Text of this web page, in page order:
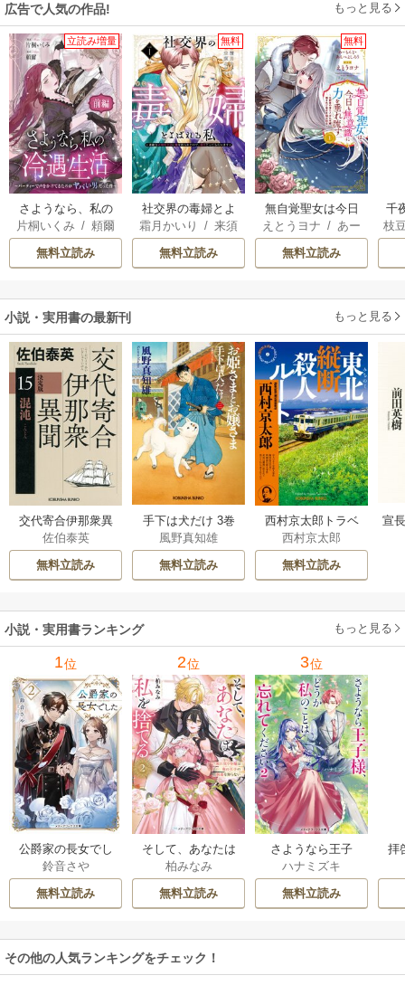
広告で人気の作品! もっと見る
立読み増量
さようなら、私の
冷遇生活 ～パーテ
ィーで声をかけて
きたのがヤバい男
片桐いくみ /頼爾
無料立読み
無料
社交界の毒婦とよ
ばれる私～素敵な
辺境伯令息に腕を
折られたので、責
す～
霜月かいり /来須
みかん
無料立読み
無料
無自覚聖女は今日
も無意識に力を垂
れ流す ～公爵家
の落ちこぼれ令
を掴み取る～
えとうヨナ /あー
もんど/ あんべよ
しろう
無料立読み
千
国
枝
小説・実用書の最新刊 もっと見る
交代寄合伊那衆異
聞 15巻
佐伯泰英
無料立読み
手下は犬だけ 3巻
風野真知雄
無料立読み
西村京太郎トラベ
ルミステリー・セ
レクション 2巻
西村京太郎
無料立読み
宣
小説・実用書ランキング もっと見る
1位
公爵家の長女でし
た
鈴音さや
無料立読み
2位
そして、あなたは
私を捨てる
柏みなみ
無料立読み
3位
さようなら王子
様、どうか私のこ
とは忘れてくださ
い
ハナミズキ
無料立読み
拝
その他の人気ランキングをチェック！